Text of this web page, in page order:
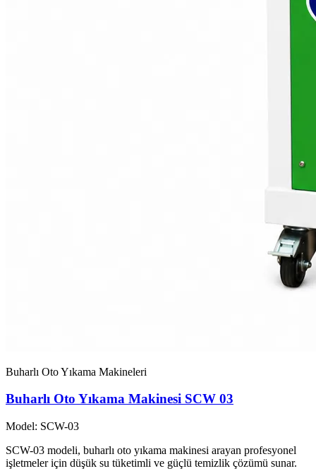
Buharlı Oto Yıkama Makineleri
Buharlı Oto Yıkama Makinesi SCW 03
Model: SCW-03
SCW-03 modeli, buharlı oto yıkama makinesi arayan profesyonel
işletmeler için düşük su tüketimli ve güçlü temizlik çözümü sunar.